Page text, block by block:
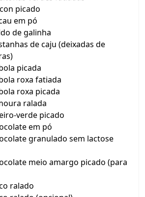
picado
em pó
de galinha
de caju (deixadas de
picada
roxa fatiada
roxa picada
ralada
verde picado
em pó
granulado sem lactose
meio amargo picado (para
ralado